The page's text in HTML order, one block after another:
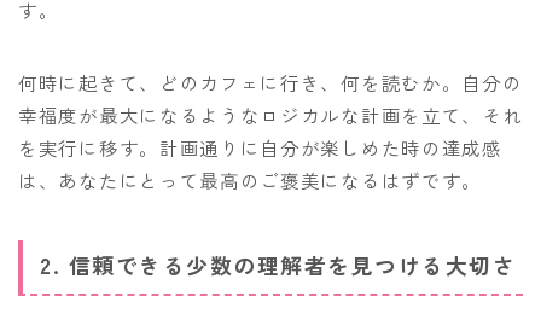
す。
何時に起きて、どのカフェに行き、何を読むか。自分の
幸福度が最大になるようなロジカルな計画を立て、それ
を実行に移す。計画通りに自分が楽しめた時の達成感
は、あなたにとって最高のご褒美になるはずです。
2. 信頼できる少数の理解者を見つける大切さ